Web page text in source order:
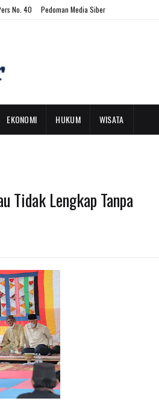
No. 40 Pedoman Media Siber
EKONOMI HUKUM WISATA
Tidak Lengkap Tanpa